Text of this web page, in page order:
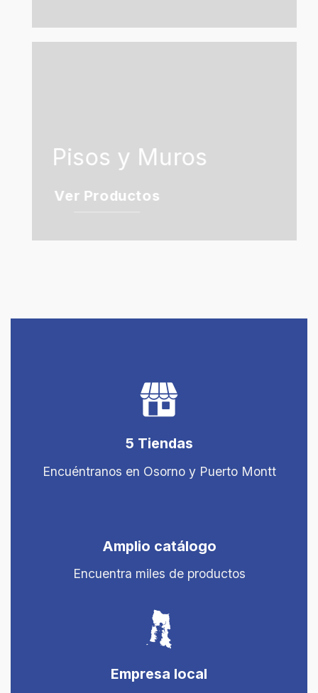
Pisos y Muros
Ver Productos
5 Tiendas
Encuéntranos en Osorno y Puerto Montt
Amplio catálogo
Encuentra miles de productos
Empresa local